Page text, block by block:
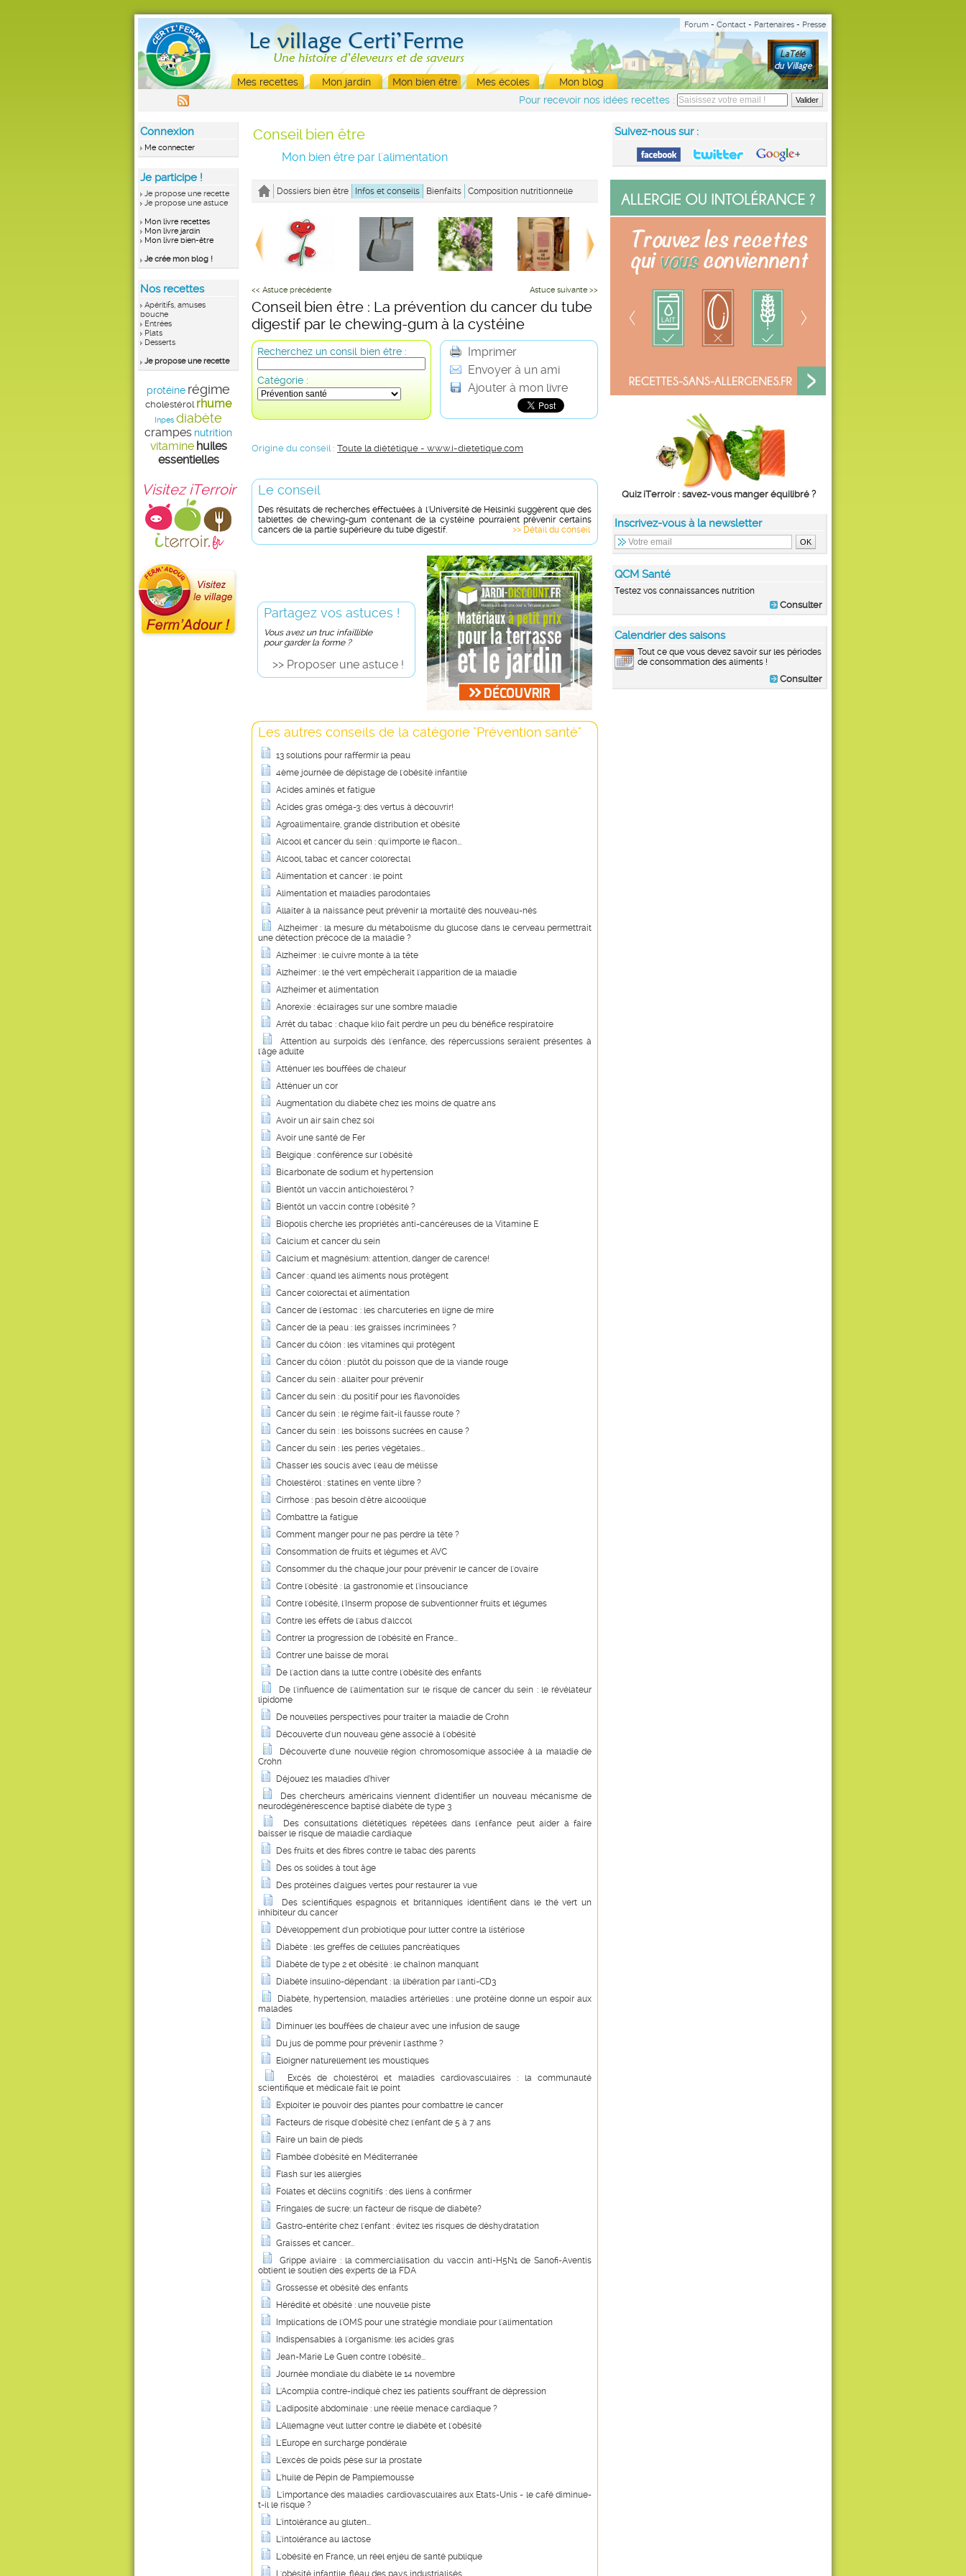
Forum - Contact - Partenaires - Presse
Mes recettes Mon jardin Mon bien être Mes écoles
Mon blog
Pour recevoir nos idées recettes :
Connexion
Me connecter
Je participe !
Je propose une recette
Je propose une astuce
Mon livre recettes
Mon livre jardin
Mon livre bien-être
Je crée mon blog !
Nos recettes
Apéritifs, amuses
bouche
Entrées
Plats
Desserts
Je propose une recette
protéine régime
cholestérol rhume
Inpes diabète
crampes nutrition
vitamine huiles
essentielles
Visitez iTerroir
Suivez-nous sur :
Quiz iTerroir : savez-vous manger équilibré ?
Inscrivez-vous à la newsletter
QCM Santé
Testez vos connaissances nutrition
Consulter
Calendrier des saisons
Tout ce que vous devez savoir sur les périodes
de consommation des aliments !
Consulter
Conseil bien être
Mon bien être par l'alimentation
Dossiers bien être Infos et conseils Bienfaits Composition nutritionnelle
Astuce suivante >>
<< Astuce précédente
Conseil bien être : La prévention du cancer du tube
digestif par le chewing-gum à la cystéine
Recherchez un consil bien être :
Catégorie :
Imprimer
Envoyer à un ami
Ajouter à mon livre
Origine du conseil : Toute la diététique - www.i-dietetique.com
Le conseil
Des résultats de recherches effectuées à l'Université de Helsinki suggèrent que des
tablettes de chewing-gum contenant de la cystéine pourraient prévenir certains
cancers de la partie supérieure du tube digestif.
>> Détail du conseil
Partagez vos astuces !
Vous avez un truc infaillible
pour garder la forme ?
>> Proposer une astuce !
Les autres conseils de la catégorie "Prévention santé"
13 solutions pour raffermir la peau
4ème journée de dépistage de l'obésité infantile
Acides aminés et fatigue
Acides gras oméga-3: des vertus à découvrir!
Agroalimentaire, grande distribution et obésité
Alcool et cancer du sein : qu'importe le flacon...
Alcool, tabac et cancer colorectal
Alimentation et cancer : le point
Alimentation et maladies parodontales
Allaiter à la naissance peut prévenir la mortalité des nouveau-nés
Alzheimer : la mesure du métabolisme du glucose dans le cerveau permettrait
une détection précoce de la maladie ?
Alzheimer : le cuivre monte à la tête
Alzheimer : le thé vert empêcherait l'apparition de la maladie
Alzheimer et alimentation
Anorexie : éclairages sur une sombre maladie
Arrêt du tabac : chaque kilo fait perdre un peu du bénéfice respiratoire
Attention au surpoids dès l'enfance, des répercussions seraient présentes à
l'âge adulte
Atténuer les bouffées de chaleur
Atténuer un cor
Augmentation du diabète chez les moins de quatre ans
Avoir un air sain chez soi
Avoir une santé de Fer
Belgique : conférence sur l'obésité
Bicarbonate de sodium et hypertension
Bientôt un vaccin anticholestérol ?
Bientôt un vaccin contre l'obésité ?
Biopolis cherche les propriétés anti-cancéreuses de la Vitamine E
Calcium et cancer du sein
Calcium et magnésium: attention, danger de carence!
Cancer : quand les aliments nous protègent
Cancer colorectal et alimentation
Cancer de l'estomac : les charcuteries en ligne de mire
Cancer de la peau : les graisses incriminées ?
Cancer du côlon : les vitamines qui protègent
Cancer du côlon : plutôt du poisson que de la viande rouge
Cancer du sein : allaiter pour prévenir
Cancer du sein : du positif pour les flavonoïdes
Cancer du sein : le régime fait-il fausse route ?
Cancer du sein : les boissons sucrées en cause ?
Cancer du sein : les perles végétales...
Chasser les soucis avec l'eau de mélisse
Cholestérol : statines en vente libre ?
Cirrhose : pas besoin d'être alcoolique
Combattre la fatigue
Comment manger pour ne pas perdre la tête ?
Consommation de fruits et légumes et AVC
Consommer du thé chaque jour pour prévenir le cancer de l'ovaire
Contre l'obésité : la gastronomie et l'insouciance
Contre l'obésité, l'Inserm propose de subventionner fruits et légumes
Contre les effets de l'abus d'alccol
Contrer la progression de l'obésité en France...
Contrer une baisse de moral
De l'action dans la lutte contre l'obésité des enfants
De l'influence de l'alimentation sur le risque de cancer du sein : le révélateur
lipidome
De nouvelles perspectives pour traiter la maladie de Crohn
Découverte d'un nouveau gène associé à l'obésité
Découverte d'une nouvelle région chromosomique associée à la maladie de
Crohn
Déjouez les maladies d’hiver
Des chercheurs américains viennent d'identifier un nouveau mécanisme de
neurodégénérescence baptisé diabète de type 3
Des consultations diététiques répétées dans l'enfance peut aider à faire
baisser le risque de maladie cardiaque
Des fruits et des fibres contre le tabac des parents
Des os solides à tout âge
Des protéines d'algues vertes pour restaurer la vue
Des scientifiques espagnols et britanniques identifient dans le thé vert un
inhibiteur du cancer
Développement d'un probiotique pour lutter contre la listériose
Diabète : les greffes de cellules pancréatiques
Diabète de type 2 et obésité : le chaînon manquant
Diabète insulino-dépendant : la libération par l'anti-CD3
Diabète, hypertension, maladies artérielles : une protéine donne un espoir aux
malades
Diminuer les bouffées de chaleur avec une infusion de sauge
Du jus de pomme pour prévenir l'asthme ?
Eloigner naturellement les moustiques
Excès de cholestérol et maladies cardiovasculaires : la communauté
scientifique et médicale fait le point
Exploiter le pouvoir des plantes pour combattre le cancer
Facteurs de risque d'obésité chez l'enfant de 5 à 7 ans
Faire un bain de pieds
Flambée d'obésité en Méditerranée
Flash sur les allergies
Folates et déclins cognitifs : des liens à confirmer
Fringales de sucre: un facteur de risque de diabète?
Gastro-entérite chez l'enfant : évitez les risques de déshydratation
Graisses et cancer...
Grippe aviaire : la commercialisation du vaccin anti-H5N1 de Sanofi-Aventis
obtient le soutien des experts de la FDA
Grossesse et obésité des enfants
Hérédité et obésité : une nouvelle piste
Implications de l'OMS pour une stratégie mondiale pour l'alimentation
Indispensables à l'organisme: les acides gras
Jean-Marie Le Guen contre l'obésité...
Journée mondiale du diabète le 14 novembre
L'Acomplia contre-indiqué chez les patients souffrant de dépression
L'adiposité abdominale : une réelle menace cardiaque ?
L'Allemagne veut lutter contre le diabète et l'obésité
L'Europe en surcharge pondérale
L'excès de poids pèse sur la prostate
L'huile de Pépin de Pamplemousse
L'importance des maladies cardiovasculaires aux Etats-Unis - le café diminue-
t-il le risque ?
L'intolérance au gluten...
L'intolérance au lactose
L'obésité en France, un réel enjeu de santé publique
L'obésité infantile, fléau des pays industrialisés